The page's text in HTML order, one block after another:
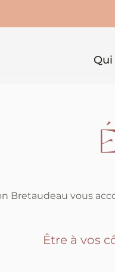
Qui
Bretaudeau vous
Être à vos